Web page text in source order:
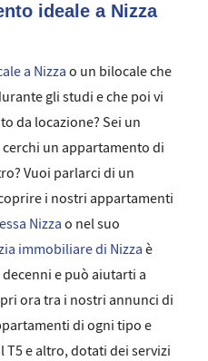
ideale a Nizza
a Nizza o un bilocale che
gli studi e che poi vi
da locazione? Sei un
un appartamento di
Vuoi parlarci di un
i nostri appartamenti
Nizza o nel suo
immobiliare di Nizza è
e può aiutarti a
ora tra i nostri annunci di
di ogni tipo e
e altro, dotati dei servizi